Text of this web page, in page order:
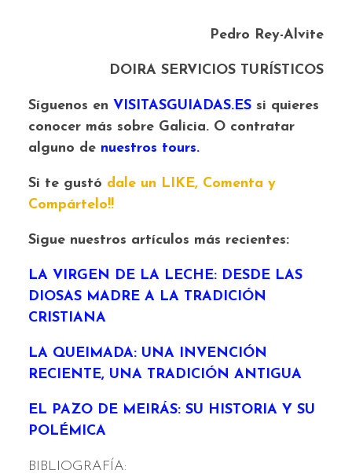
Pedro Rey-Alvite
DOIRA SERVICIOS TURÍSTICOS
Síguenos en VISITASGUIADAS.ES si quieres
conocer más sobre Galicia. O contratar
alguno de nuestros tours.
Si te gustó dale un LIKE, Comenta y
Compártelo!!
Sigue nuestros artículos más recientes:
LA VIRGEN DE LA LECHE: DESDE LAS
DIOSAS MADRE A LA TRADICIÓN
CRISTIANA
LA QUEIMADA: UNA INVENCIÓN
RECIENTE, UNA TRADICIÓN ANTIGUA
EL PAZO DE MEIRÁS: SU HISTORIA Y SU
POLÉMICA
BIBLIOGRAFÍA: